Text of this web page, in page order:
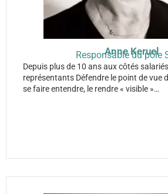
Anne Keruel
Responsable du pôle
Depuis plus de 10 ans aux côtés
représentants Défendre le point de vue
se faire entendre, le rendre « visible »…